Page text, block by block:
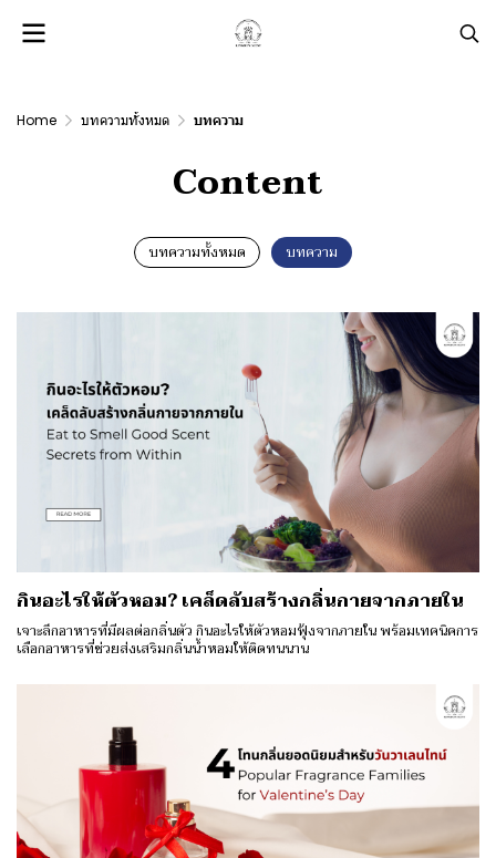
Home บทความทั้งหมด บทความ
Content
บทความทั้งหมด บทความ
กินอะไรให้ตัวหอม? เคล็ดลับสร้างกลิ่นกายจากภายใน
เจาะลึกอาหารที่มีผลต่อกลิ่นตัว กินอะไรให้ตัวหอมฟุ้งจากภายใน พร้อมเทคนิคการ
เลือกอาหารที่ช่วยส่งเสริมกลิ่นน้ำหอมให้ติดทนนาน